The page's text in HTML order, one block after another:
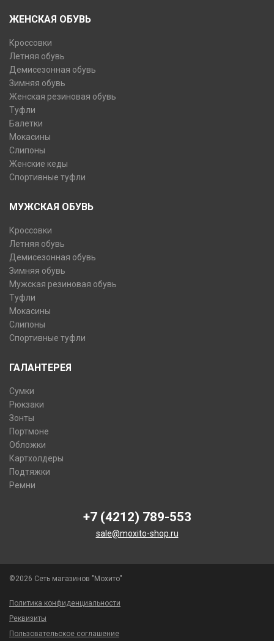
ЖЕНСКАЯ ОБУВЬ
Кроссовки
Летняя обувь
Демисезонная обувь
Зимняя обувь
Женская резиновая обувь
Туфли
Балетки
Мокасины
Слипоны
Женские кеды
Спортивные туфли
МУЖСКАЯ ОБУВЬ
Кроссовки
Летняя обувь
Демисезонная обувь
Зимняя обувь
Мужская резиновая обувь
Туфли
Мокасины
Слипоны
Спортивные туфли
ГАЛАНТЕРЕЯ
Сумки
Рюкзаки
Зонты
Портмоне
Обложки
Картхолдеры
Подтяжки
Ремни
+7 (4212) 789-553
sale@moxito-shop.ru
©2026 Сеть магазинов "Мохито"
Политика конфиденциальности
Реквизиты
Пользовательское соглашение